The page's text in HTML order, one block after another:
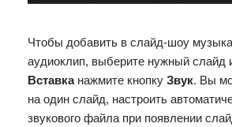
Чтобы добавить в слайд-шоу
аудиоклип, выберите нужный слайд
Вставканажмите кнопку Звук. Вы
на один слайд, настроить
звукового файла при появлении